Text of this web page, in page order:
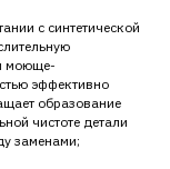
с синтетической
моюще-
эффективно
образование
чистоте детали
заменами;